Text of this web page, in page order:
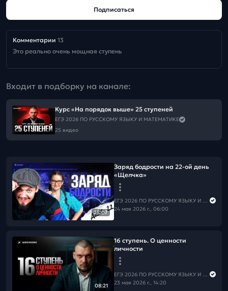
Подписаться
Комментарии 13
Это реально очень мощная ступень
Входит в подборку на канале:
Курс «На порядок выше» 25 ступеней
ЕГЭ 2026 ПО РУССКОМУ ЯЗЫКУ И МАТЕМАТИКЕ
25 видео
25:07
Заряд бодрости на 22-ой день
«Щелчка»
ЕГЭ 2026 ПО РУССКОМУ ЯЗЫКУ И МАТЕМАТИКЕ
24 мая 2026 г., 06:00
08:21
16 ступень. О ценности
личности
ЕГЭ 2026 ПО РУССКОМУ ЯЗЫКУ И МАТЕМАТИКЕ
23 мая 2026 г., 14:20